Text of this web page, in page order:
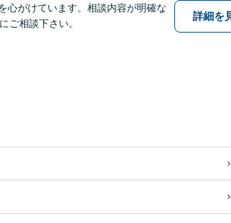
心がけています。相談内容が明確な
ご相談下さい。
詳細を